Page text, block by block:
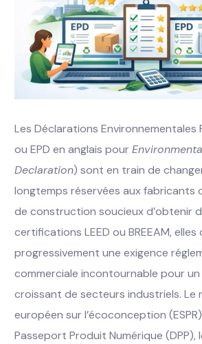
Les Déclarations Environnementales
ou EPD en anglais pour
Declaration) sont en train de
longtemps réservées aux fabricants
de construction soucieux d’obtenir
certifications LEED ou BREEAM,
progressivement une exigence
commerciale incontournable pour
croissant de secteurs industriels. Le
européen sur l’écoconception
Passeport Produit Numérique (DPP),